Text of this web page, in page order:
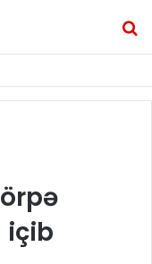
içib